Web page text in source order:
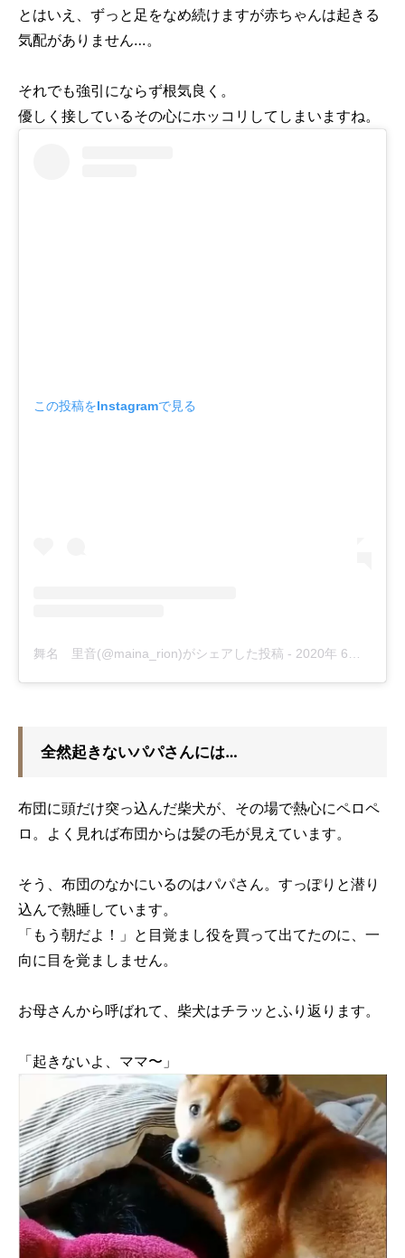
とはいえ、ずっと足をなめ続けますが赤ちゃんは起きる
気配がありません…。
それでも強引にならず根気良く。
優しく接しているその心にホッコリしてしまいますね。
この投稿をInstagramで見る
舞名 里音(@maina_rion)がシェアした投稿 - 2020年 6月月29日午前1時06分PDT
全然起きないパパさんには…
布団に頭だけ突っ込んだ柴犬が、その場で熱心にペロペ
ロ。よく見れば布団からは髪の毛が見えています。
そう、布団のなかにいるのはパパさん。すっぽりと潜り
込んで熟睡しています。
「もう朝だよ！」と目覚まし役を買って出てたのに、一
向に目を覚ましません。
お母さんから呼ばれて、柴犬はチラッとふり返ります。
「起きないよ、ママ〜」